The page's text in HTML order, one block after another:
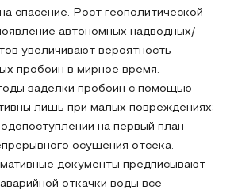
спасение. Рост геополитической
автономных надводных/
увеличивают вероятность
пробоин в мирное время.
заделки пробоин с помощью
лишь при малых повреждениях;
на первый план
осушения отсека.
документы предписывают
откачки воды все